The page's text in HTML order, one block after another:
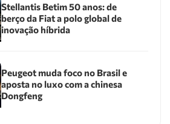
Stellantis Betim 50 anos: de
berço da Fiat a polo global de
inovação híbrida
Peugeot muda foco no Brasil e
aposta no luxo com a chinesa
Dongfeng